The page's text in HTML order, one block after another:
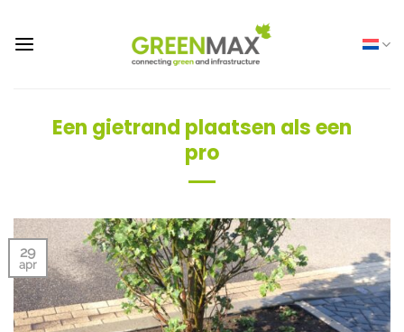
naar
inhoud
Een gietrand plaatsen als een
pro
29
apr